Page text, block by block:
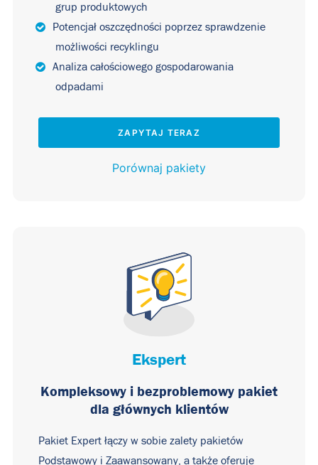
grup produktowych
Potencjał oszczędności poprzez sprawdzenie
możliwości recyklingu
Analiza całościowego gospodarowania
odpadami
ZAPYTAJ TERAZ
Porównaj pakiety
Ekspert
Kompleksowy i bezproblemowy pakiet
dla głównych klientów
Pakiet Expert łączy w sobie zalety pakietów
Podstawowy i Zaawansowany, a także oferuje